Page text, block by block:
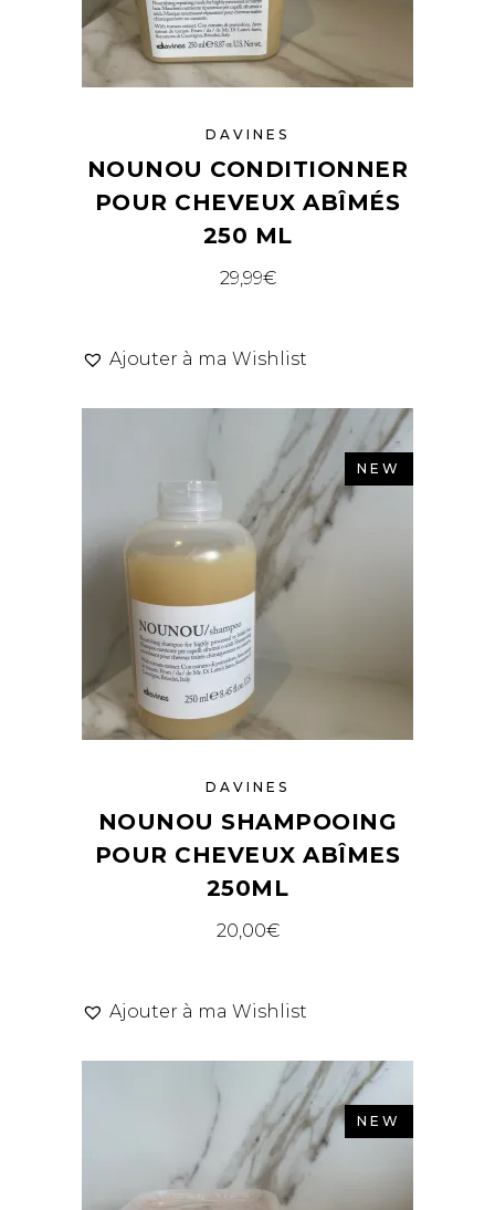
DAVINES
NOUNOU CONDITIONNER
POUR CHEVEUX ABÎMÉS
250 ML
29,99€
Ajouter à ma Wishlist
NEW
DAVINES
NOUNOU SHAMPOOING
POUR CHEVEUX ABÎMES
250ML
20,00€
Ajouter à ma Wishlist
NEW